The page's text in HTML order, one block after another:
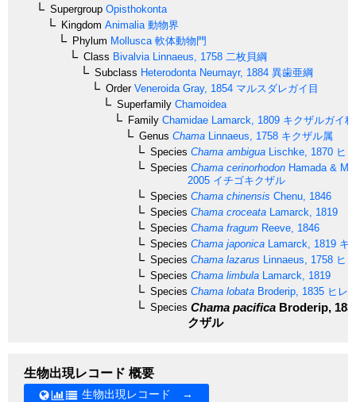
Supergroup Opisthokonta
Kingdom Animalia 動物界
Phylum Mollusca 軟体動物門
Class Bivalvia Linnaeus, 1758 二枚貝綱
Subclass Heterodonta Neumayr, 1884 異歯亜綱
OrderVeneroida Gray, 1854 マルスダレガイ目
Superfamily Chamoidea
Family Chamidae Lamarck, 1809 キクザルガイ科
Genus Chama Linnaeus, 1758 キクザル属
Species Chama ambigua Lischke, 1870 ヒ
Species Chama cerinorhodon Hamada &
2005 イチゴキクザル
Species Chama chinensis Chenu, 1846
Species Chama croceata Lamarck, 1819
Species Chama fragum Reeve, 1846
Species Chama japonica Lamarck, 1819 キ
Species Chama lazarus Linnaeus, 1758 ヒ
Species Chama limbula Lamarck, 1819
Species Chama lobata Broderip, 1835 ヒレ
Species Chama pacifica Broderip,
クザル
生物出現レコード 概要
生物出現レコード →